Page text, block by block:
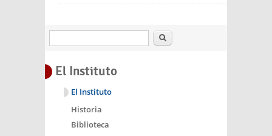
Buscar
El Instituto
El Instituto
Historia
Biblioteca